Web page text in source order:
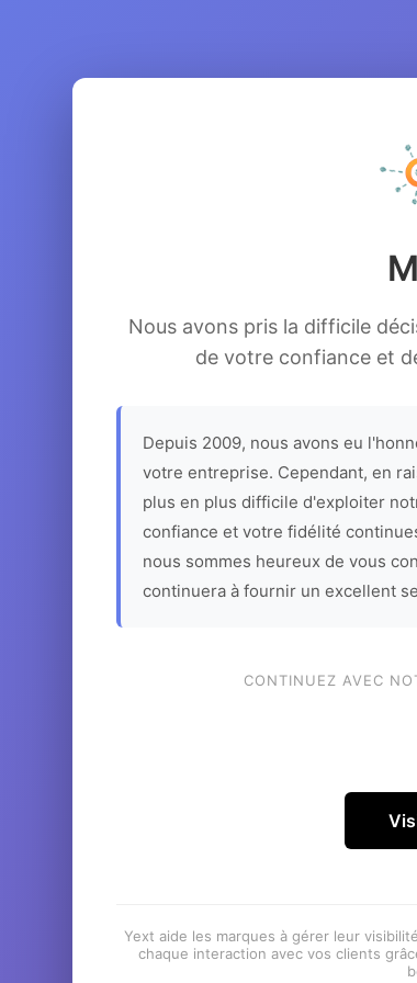
Nous avons pris la difficile
de votre confiance et
Depuis 2009, nous avons eu
votre entreprise. Cependant, en
plus en plus difficile d'exploiter
confiance et votre fidélité
nous sommes heureux de vous
continuera à fournir un excellent
CONTINUEZ AVEC
Yext aide les marques à gérer leur
chaque interaction avec vos clients